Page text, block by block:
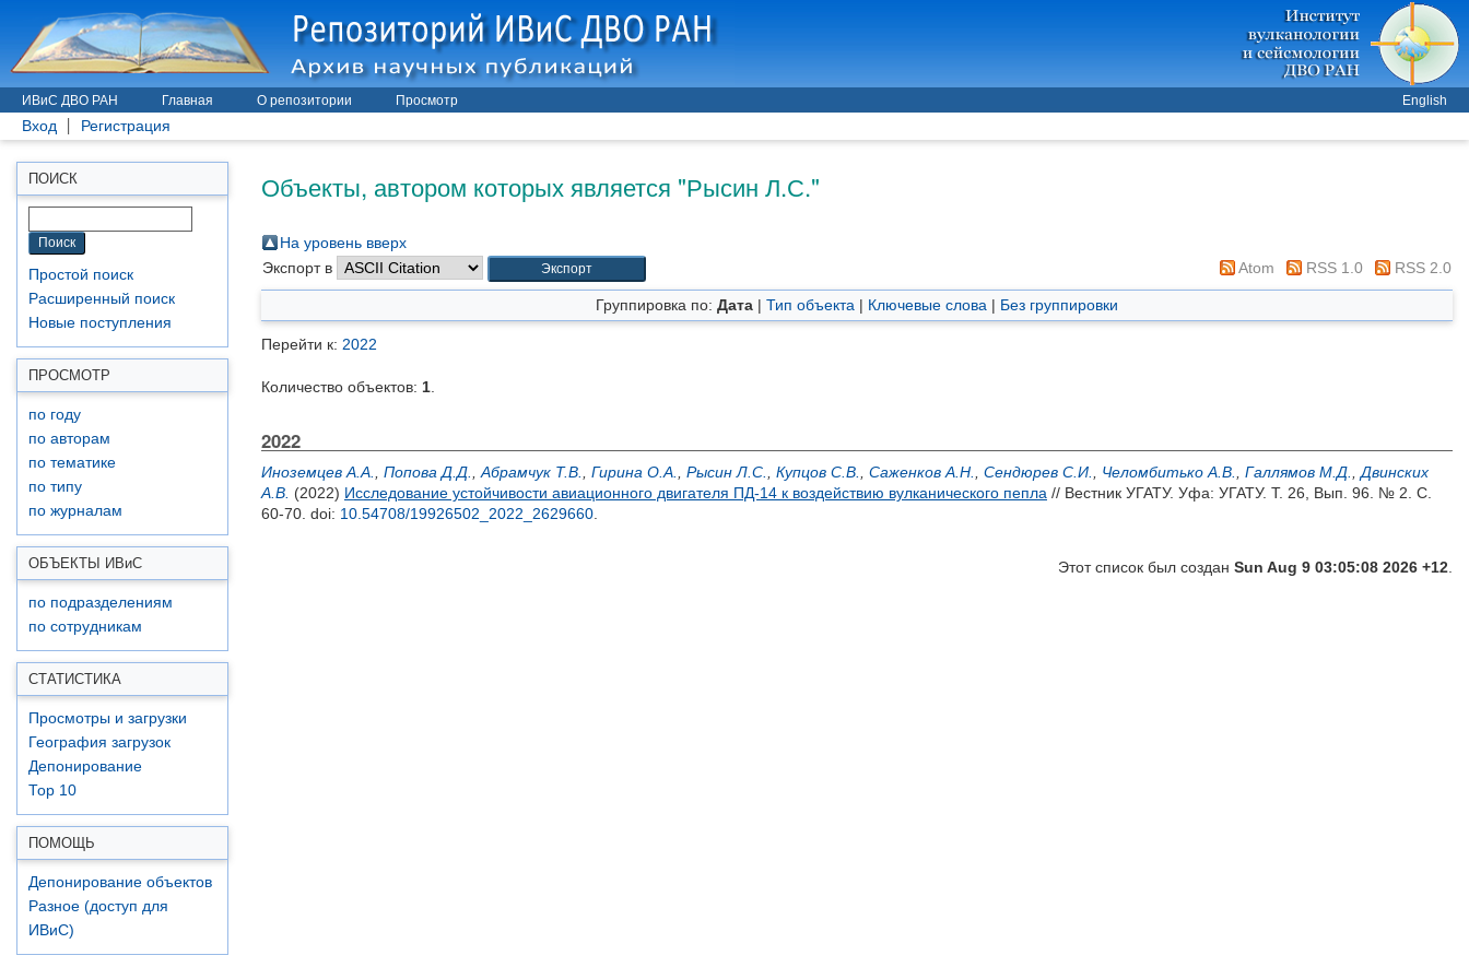
ИВиС ДВО РАН Главная О репозитории Просмотр English
Вход Регистрация
ПОИСК
Простой поиск
Расширенный поиск
Новые поступления
ПРОСМОТР
по году
по авторам
по тематике
по типу
по журналам
ОБЪЕКТЫ ИВиС
по подразделениям
по сотрудникам
СТАТИСТИКА
Просмотры и загрузки
География загрузок
Депонирование
Top 10
ПОМОЩЬ
Депонирование объектов
Разное (доступ для
ИВиС)
Объекты, автором которых является "Рысин Л.С."
На уровень вверх
Экспорт в
Atom RSS 1.0 RSS 2.0
Группировка по: Дата | Тип объекта | Ключевые слова | Без группировки
Перейти к: 2022
Количество объектов: 1
2022
Иноземцев А.А. Попова Д.Д. Абрамчук Т.В. Гирина О.А. Рысин Л.С. Купцов С.В. Саженков А.Н. Сендюрев С.И. Челомбитько А.В. Галлямов М.Д.
Двинских
А.В. (2022) Исследование устойчивости авиационного двигателя ПД-14 к воздействию вулканического пепла // Вестник УГАТУ. Уфа: УГАТУ. Т. 26, Вып. 96. № 2. С.
60-70. doi: 10.54708/19926502_2022_2629660
Этот список был создан Sun Aug 9 03:05:08 2026 +12